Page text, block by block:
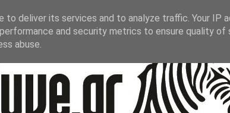
to deliver its services and to analyze traffic. Your IP
and security metrics to ensure quality of
abuse.